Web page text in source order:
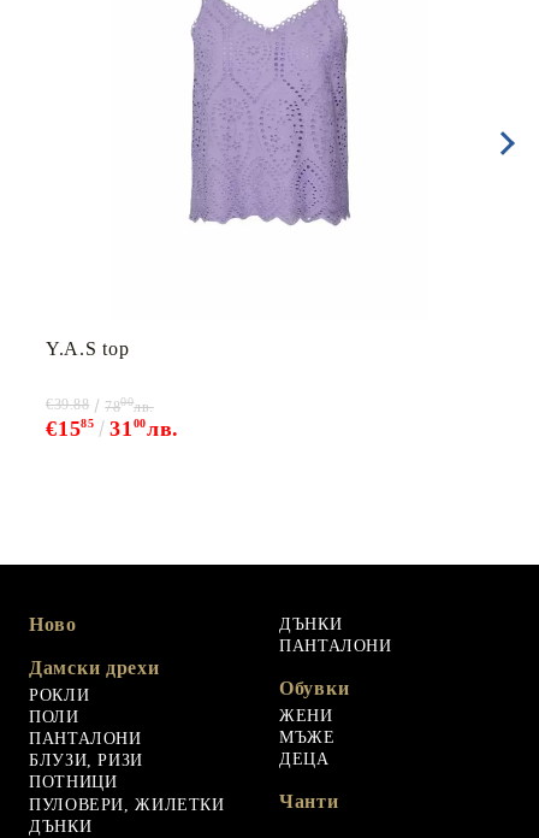
Y.A.S top
€1585 31 00лв.
€39.88 7800лв.
Ново
Дамски дрехи
РОКЛИ
ПОЛИ
ПАНТАЛОНИ
БЛУЗИ, РИЗИ
ПОТНИЦИ
ПУЛОВЕРИ, ЖИЛЕТКИ
ДЪНКИ
ДЪНКИ
ПАНТАЛОНИ
Обувки
ЖЕНИ
МЪЖЕ
ДЕЦА
Чанти